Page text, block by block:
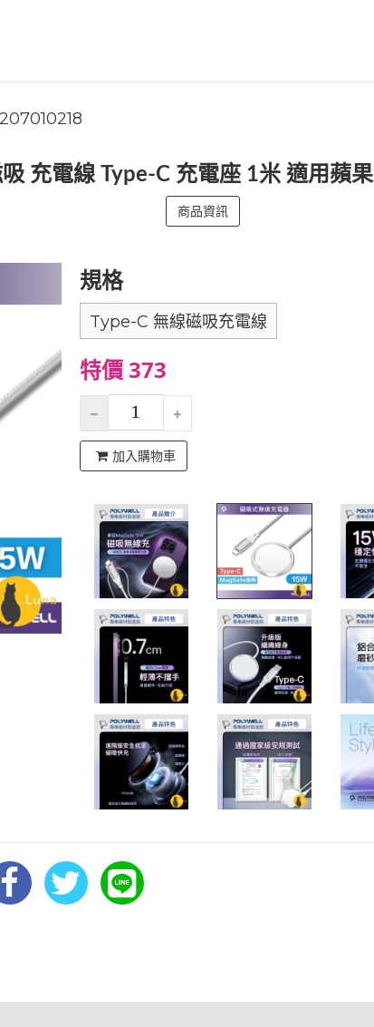
充電線 Type-C 充電座 1米 適用蘋
商品資訊
規格
Type-C 無線磁吸充電線
特價 373
加入購物車